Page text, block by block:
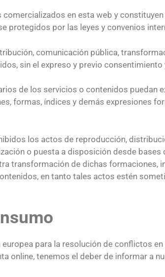
en esta web y
protegidos por las leyes y convenios
comunicación pública,
sin el expreso y previo
de los servicios o contenidos
formas, índices y demás expresiones
los actos de reproducción,
o puesta a disposición desde
transformación de dichas formaciones,
en tanto tales actos estén
para la resolución de conflictos
online, tenemos el deber de informar a